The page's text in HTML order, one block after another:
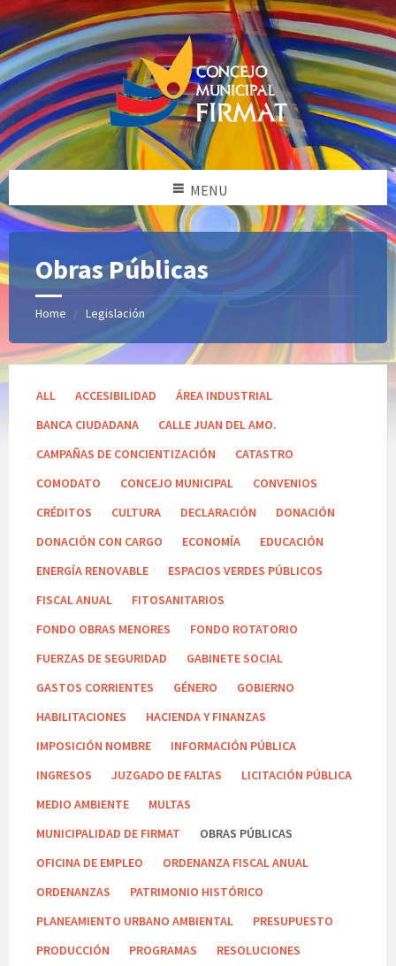
MENU
Obras Públicas
Home Legislación
Categories:
ALL ACCESIBILIDAD
ÁREA INDUSTRIAL
BANCA CIUDADANA
CALLE JUAN DEL AMO.
CAMPAÑAS DE CONCIENTIZACIÓN
CATASTRO
COMODATO
CONCEJO MUNICIPAL
CONVENIOS
CRÉDITOS
CULTURA DECLARACIÓN
DONACIÓN
DONACIÓN CON CARGO
ECONOMÍA
EDUCACIÓN
ENERGÍA RENOVABLE
ESPACIOS VERDES PÚBLICOS
FISCAL ANUAL
FITOSANITARIOS
FONDO OBRAS MENORES
FONDO ROTATORIO
FUERZAS DE SEGURIDAD
GABINETE SOCIAL
GASTOS CORRIENTES
GÉNERO
GOBIERNO
HABILITACIONES
HACIENDA Y FINANZAS
IMPOSICIÓN NOMBRE
INFORMACIÓN PÚBLICA
INGRESOS
JUZGADO DE FALTAS
LICITACIÓN PÚBLICA
MEDIO AMBIENTE
MULTAS
MUNICIPALIDAD DE FIRMAT
OBRAS PÚBLICAS
OFICINA DE EMPLEO
ORDENANZA FISCAL ANUAL
ORDENANZAS
PATRIMONIO HISTÓRICO
PLANEAMIENTO URBANO AMBIENTAL
PRESUPUESTO
PRODUCCIÓN
PROGRAMAS
RESOLUCIONES